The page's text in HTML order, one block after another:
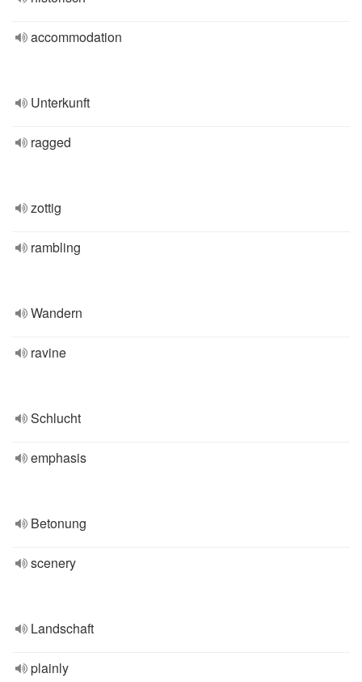
accommodation
Unterkunft
ragged
zottig
rambling
Wandern
ravine
Schlucht
emphasis
Betonung
scenery
Landschaft
plainly